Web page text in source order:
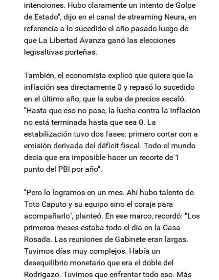
intenciones. Hubo claramente un intento de Golpe
de Estado", dijo en el canal de streaming Neura, en
referencia a lo sucedido el año pasado luego de
que La Libertad Avanza ganó las elecciones
legisaltivas porteñas.
También, el economista explicó que quiere que la
inflación sea directamente 0 y repasó lo sucedido
en el último año, que la suba de precios escaló.
"Hasta que eso no pase, la lucha contra la inflación
no está terminada hasta que sea 0. La
estabilización tuvo dos fases: primero cortar con a
emisión derivada del déficit fiscal. Todo el mundo
decía que era imposible hacer un recorte de 1
punto del PBI por año".
"Pero lo logramos en un mes. Ahí hubo talento de
Toto Caputo y su equipo sino el coraje para
acompañarlo", planteó. En ese marco, recordó: "Los
primeros meses estaba todo el día en la Casa
Rosada. Las reuniones de Gabinete eran largas.
Tuvimos días muy complejos. Había un
desequilibrio monetario que era el doble del
Rodrigazo. Tuvimos que enfrentar todo eso. Más